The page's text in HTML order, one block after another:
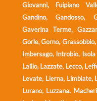
Giovanni, Fuipiano
Gandino, Gandosso,
Gaverina Terme,
Gorle, Gorno,
Imbersago, Introbio,
Lallio, Lazzate, Lecco,
Levate, Lierna, Limbiate,
Lurano, Luzzana,